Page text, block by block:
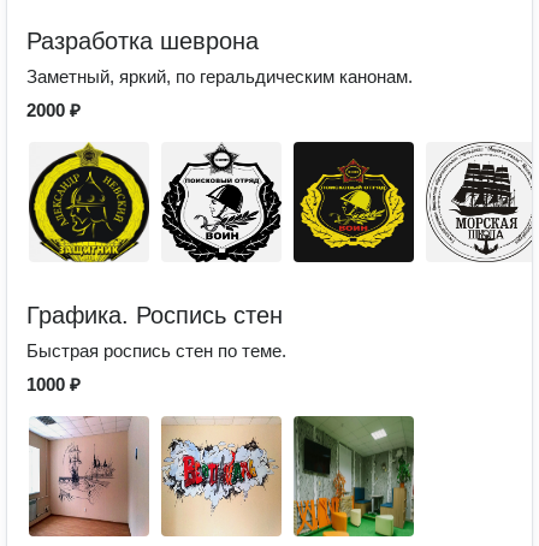
Разработка шеврона
Заметный, яркий, по геральдическим канонам.
2000 ₽
Графика. Роспись стен
Быстрая роспись стен по теме.
1000 ₽